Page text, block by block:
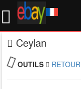
Ceylan
OUTILS RETOUR